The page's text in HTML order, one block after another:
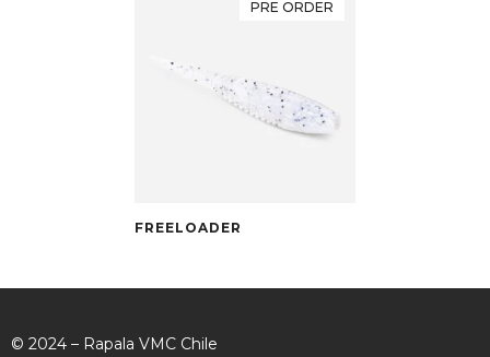
PRE ORDER
FREELOADER
© 2024 – Rapala VMC Chile